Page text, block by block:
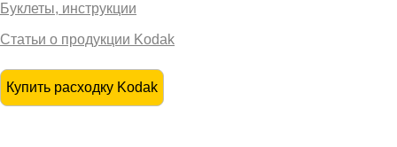
Буклеты, инструкции
Статьи о продукции Kodak
Купить расходку Kodak